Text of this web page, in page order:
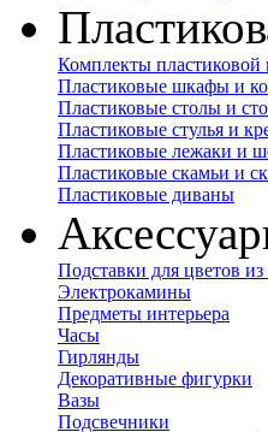
Комплекты пластиковой
Пластиковые шкафы и
Пластиковые столы и
Пластиковые стулья и
Пластиковые лежаки и
Пластиковые скамьи и
Пластиковые диваны
Подставки для цветов из
Электрокамины
Предметы интерьера
Часы
Гирлянды
Декоративные фигурки
Вазы
Подсвечники